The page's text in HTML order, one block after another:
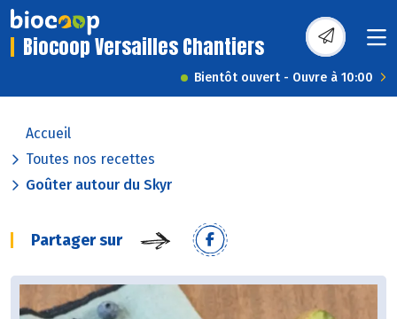
Biocoop Versailles Chantiers
Bientôt ouvert - Ouvre à 10:00
Accueil
Toutes nos recettes
Goûter autour du Skyr
Partager sur